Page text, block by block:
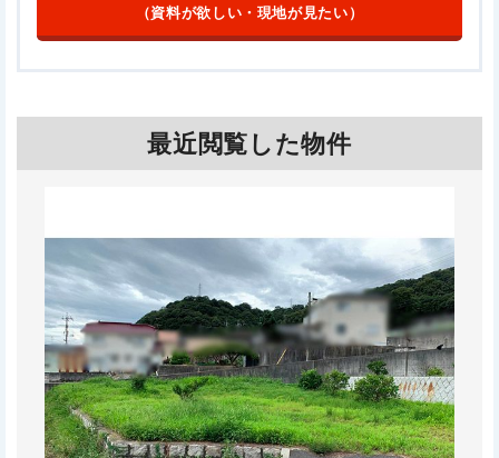
（資料が欲しい・現地が見たい）
最近閲覧した物件